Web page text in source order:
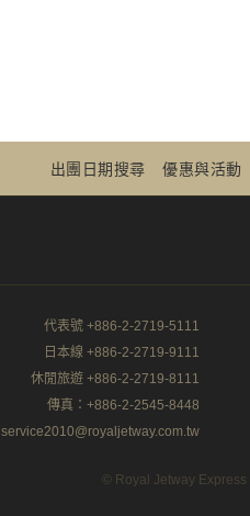
出團日期搜尋 優惠與活動
代表號 +886-2-2719-5111
日本線 +886-2-2719-9111
休閒旅遊 +886-2-2719-8111
傳真：+886-2-2545-8448
service2010@royaljetway.com.tw
© Royal Jetway Express